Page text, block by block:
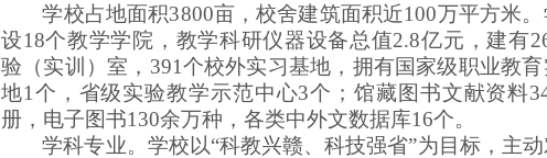
学校占地面积3800亩，校舍建筑面积近100万平方米
设18个教学学院，教学科研仪器设备总值2.8亿元，建有
验（实训）室，391个校外实习基地，拥有国家级职业教
地1个，省级实验教学示范中心3个 ； 馆藏图书文献资料
册，电子图书130余万种，各类中外文数据库16个。
学科专业。 学校以“科教兴赣、科技强省”为目标，主